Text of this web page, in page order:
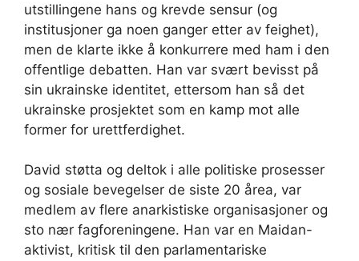
utstillingene hans og krevde sensur (og
institusjoner ga noen ganger etter av feighet),
men de klarte ikke å konkurrere med ham i den
offentlige debatten. Han var svært bevisst på
sin ukrainske identitet, ettersom han så det
ukrainske prosjektet som en kamp mot alle
former for urettferdighet.
David støtta og deltok i alle politiske prosesser
og sosiale bevegelser de siste 20 årea, var
medlem av flere anarkistiske organisasjoner og
sto nær fagforeningene. Han var en Maidan-
aktivist, kritisk til den parlamentariske